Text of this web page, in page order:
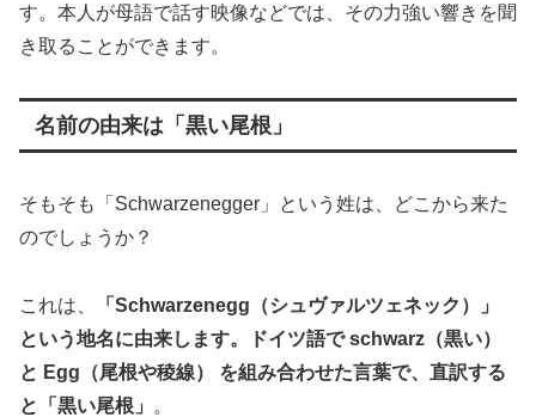
す。本人が母語で話す映像などでは、その力強い響きを聞
き取ることができます。
名前の由来は「黒い尾根」
そもそも「Schwarzenegger」という姓は、どこから来た
のでしょうか？
これは、
「Schwarzenegg（シュヴァルツェネック）」
という地名に由来します。ドイツ語で schwarz（黒い）
と Egg（尾根や稜線） を組み合わせた言葉で、直訳する
と「黒い尾根」
。